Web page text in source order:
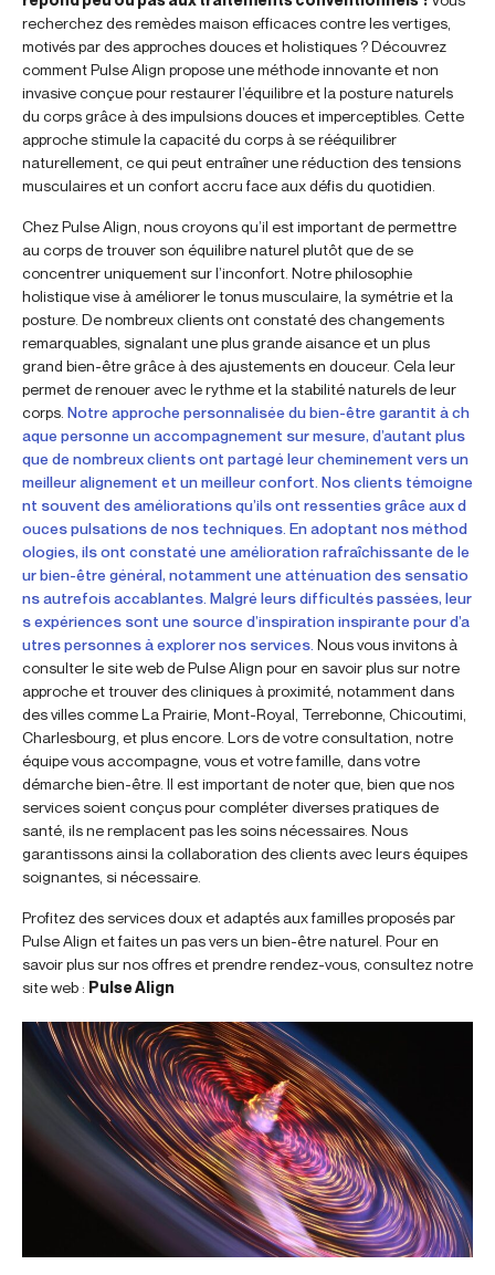
recherchez des remèdes maison efficaces contre les vertiges,
motivés par des approches douces et holistiques ? Découvrez
comment Pulse Align propose une méthode innovante et non
invasive conçue pour restaurer l’équilibre et la posture naturels
du corps grâce à des impulsions douces et imperceptibles. Cette
approche stimule la capacité du corps à se rééquilibrer
naturellement, ce qui peut entraîner une réduction des tensions
musculaires et un confort accru face aux défis du quotidien.
Chez Pulse Align, nous croyons qu’il est important de permettre
au corps de trouver son équilibre naturel plutôt que de se
concentrer uniquement sur l’inconfort. Notre philosophie
holistique vise à améliorer le tonus musculaire, la symétrie et la
posture. De nombreux clients ont constaté des changements
remarquables, signalant une plus grande aisance et un plus
grand bien-être grâce à des ajustements en douceur. Cela leur
permet de renouer avec le rythme et la stabilité naturels de leur
corps. Notre approche personnalisée du bien-être garantit à ch
aque personne un accompagnement sur mesure, d’autant plus
que de nombreux clients ont partagé leur cheminement vers un
meilleur alignement et un meilleur confort. Nos clients témoigne
nt souvent des améliorations qu’ils ont ressenties grâce aux d
ouces pulsations de nos techniques. En adoptant nos méthod
ologies, ils ont constaté une amélioration rafraîchissante de le
ur bien-être général, notamment une atténuation des sensatio
ns autrefois accablantes. Malgré leurs difficultés passées, leur
s expériences sont une source d’inspiration inspirante pour d’a
utres personnes à explorer nos services. Nous vous invitons à
consulter le site web de Pulse Align pour en savoir plus sur notre
approche et trouver des cliniques à proximité, notamment dans
des villes comme La Prairie, Mont-Royal, Terrebonne, Chicoutimi,
Charlesbourg, et plus encore. Lors de votre consultation, notre
équipe vous accompagne, vous et votre famille, dans votre
démarche bien-être. Il est important de noter que, bien que nos
services soient conçus pour compléter diverses pratiques de
santé, ils ne remplacent pas les soins nécessaires. Nous
garantissons ainsi la collaboration des clients avec leurs équipes
soignantes, si nécessaire.
Profitez des services doux et adaptés aux familles proposés par
Pulse Align et faites un pas vers un bien-être naturel. Pour en
savoir plus sur nos offres et prendre rendez-vous, consultez notre
site web : Pulse Align